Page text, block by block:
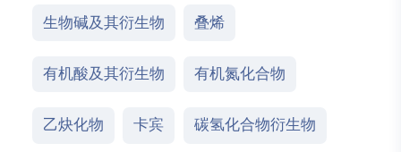
生物碱及其衍生物 叠烯
有机酸及其衍生物 有机氮化合物
乙炔化物 卡宾 碳氢化合物衍生物